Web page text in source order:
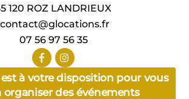
120 ROZ LANDRIEUX
contact@glocations.fr
07 56 97 56 35
à votre disposition pour vous
organiser des événements